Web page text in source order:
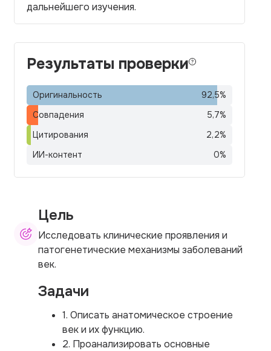
дальнейшего изучения.
Результаты проверки
Оригинальность 92,5%
Совпадения
5,7%
Цитирования
2,2%
ИИ-контент
0%
Цель
Исследовать клинические проявления и
патогенетические механизмы заболеваний
век.
Задачи
1. Описать анатомическое строение
век и их функцию.
2. Проанализировать основные